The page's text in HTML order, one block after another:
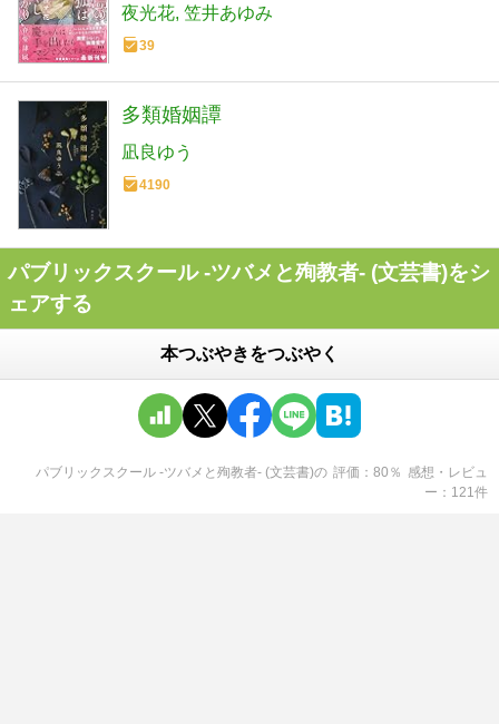
夜光花 笠井あゆみ
39
多類婚姻譚
凪良ゆう
4190
パブリックスクール -ツバメと殉教者- (文芸書)をシ
ェアする
本つぶやきをつぶやく
パブリックスクール -ツバメと殉教者- (文芸書)の 評価 80 ％ 感想・レビュ
ー
121件